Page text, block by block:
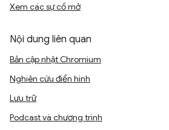
Xem các sự cố mở
Nội dung liên quan
Bản cập nhật Chromium
Nghiên cứu điển hình
Lưu trữ
Podcast và chương trình